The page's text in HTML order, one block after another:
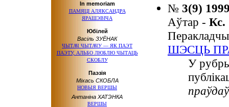
In memoriam
ПАМЯЦІ АЛЯКСАНДРА
ЯРАШЭВІЧА
Юбілей
Васіль ЗУЁНАК
ЧЫТАЧ ЧЫТАЧУ — ЯК ПАЭТ
ПАЭТУ, АЛЬБО ЛЮБЛЮ ЧЫТАЦЬ
СКОБЛУ
Паэзія
Міхась СКОБЛА
НОВЫЯ ВЕРШЫ
Антаніна ХАТЭНКА
ВЕРШЫ
№ 3(9)
Аўтар -
ШЭСЦЬ
У